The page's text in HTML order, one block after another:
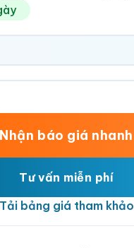
Nhận báo giá nhanh
Tư vấn miễn phí
Tải bảng giá tham khảo